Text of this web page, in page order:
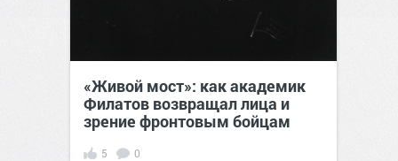
«Живой мост»: как академик
Филатов возвращал лица и
зрение фронтовым бойцам
5 0